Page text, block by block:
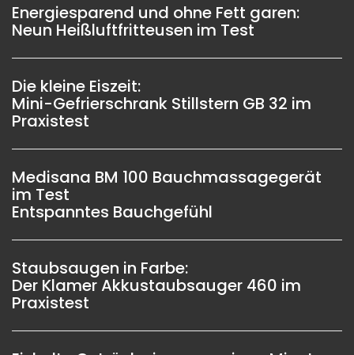
Energiesparend und ohne Fett garen:
Neun Heißluftfritteusen im Test
Die kleine Eiszeit:
Mini-Gefrierschrank Stillstern GB 32 im
Praxistest
Medisana BM 100 Bauchmassagegerät
im Test
Entspanntes Bauchgefühl
Staubsaugen in Farbe:
Der Klamer Akkustaubsauger 460 im
Praxistest